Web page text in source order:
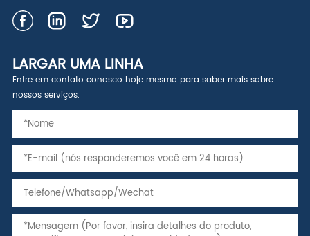
LARGAR UMA LINHA
Entre em contato conosco hoje mesmo para saber mais sobre
nossos serviços.